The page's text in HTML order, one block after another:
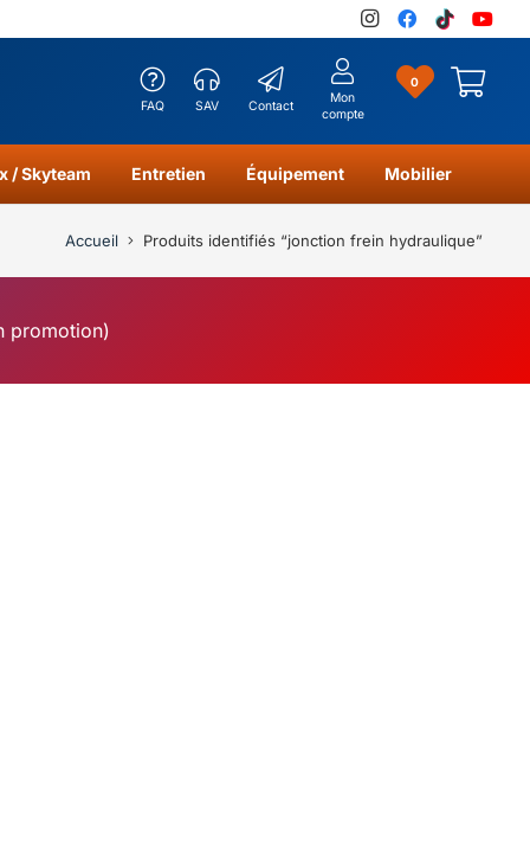
FAQ SAV Contact
Mon
compte
0
/ Skyteam Entretien Équipement Mobilier
Accueil Produits identifiés “jonction frein hydraulique”
promotion)